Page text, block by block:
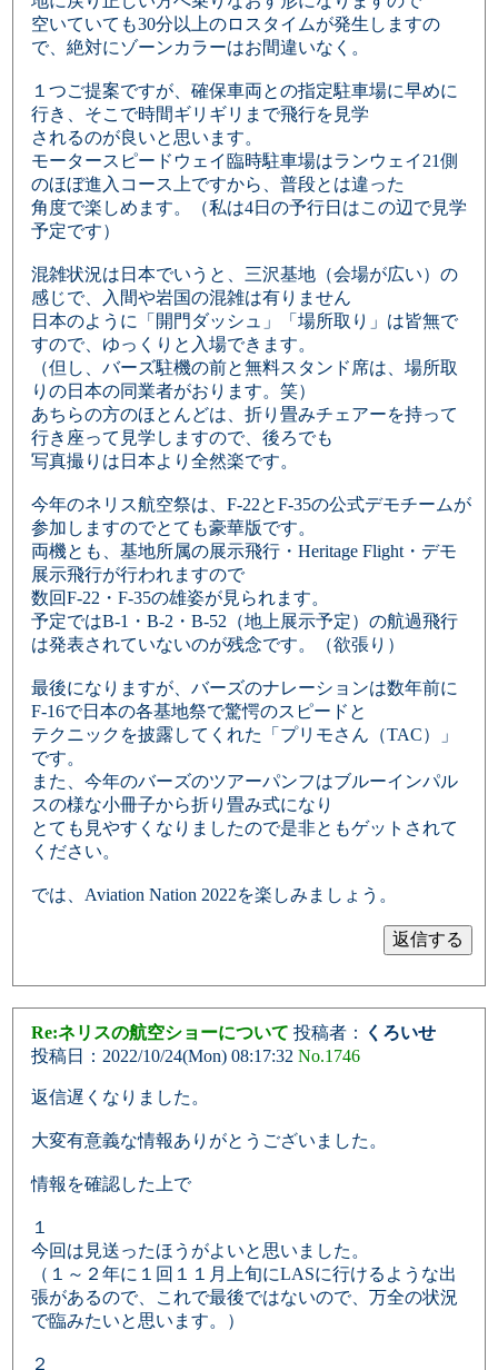
空いていても30分以上のロスタイムが発生しますの
で、絶対にゾーンカラーはお間違いなく。
１つご提案ですが、確保車両との指定駐車場に早めに
行き、そこで時間ギリギリまで飛行を見学
されるのが良いと思います。
モータースピードウェイ臨時駐車場はランウェイ21側
のほぼ進入コース上ですから、普段とは違った
角度で楽しめます。（私は4日の予行日はこの辺で見学
予定です）
混雑状況は日本でいうと、三沢基地（会場が広い）の
感じで、入間や岩国の混雑は有りません
日本のように「開門ダッシュ」「場所取り」は皆無で
すので、ゆっくりと入場できます。
（但し、バーズ駐機の前と無料スタンド席は、場所取
りの日本の同業者がおります。笑）
あちらの方のほとんどは、折り畳みチェアーを持って
行き座って見学しますので、後ろでも
写真撮りは日本より全然楽です。
今年のネリス航空祭は、F-22とF-35の公式デモチームが
参加しますのでとても豪華版です。
両機とも、基地所属の展示飛行・Heritage Flight・デモ
展示飛行が行われますので
数回F-22・F-35の雄姿が見られます。
予定ではB-1・B-2・B-52（地上展示予定）の航過飛行
は発表されていないのが残念です。（欲張り）
最後になりますが、バーズのナレーションは数年前に
F-16で日本の各基地祭で驚愕のスピードと
テクニックを披露してくれた「プリモさん（TAC）」
です。
また、今年のバーズのツアーパンフはブルーインパル
スの様な小冊子から折り畳み式になり
とても見やすくなりましたので是非ともゲットされて
ください。
では、Aviation Nation 2022を楽しみましょう。
Re:ネリスの航空ショーについて 投稿者：
くろいせ
投稿日：2022/10/24(Mon) 08:17:32 No.1746
返信遅くなりました。
大変有意義な情報ありがとうございました。
情報を確認した上で
１
今回は見送ったほうがよいと思いました。
（１～２年に１回１１月上旬にLASに行けるような出
張があるので、これで最後ではないので、万全の状況
で臨みたいと思います。）
２